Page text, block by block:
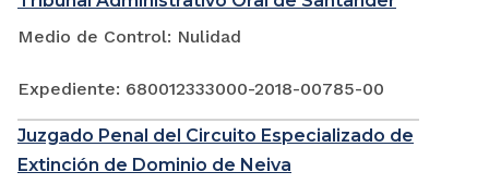
Medio de Control: Nulidad
Expediente: 680012333000-2018-00785-00
Juzgado Penal del Circuito Especializado de
Extinción de Dominio de Neiva